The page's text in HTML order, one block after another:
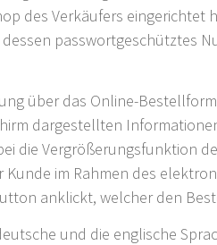
des Verkäufers
passwortgeschütztes
über das Online-
dargestellten
die Vergrößerungsfunktion
im Rahmen des
anklickt, welcher den
und die englische